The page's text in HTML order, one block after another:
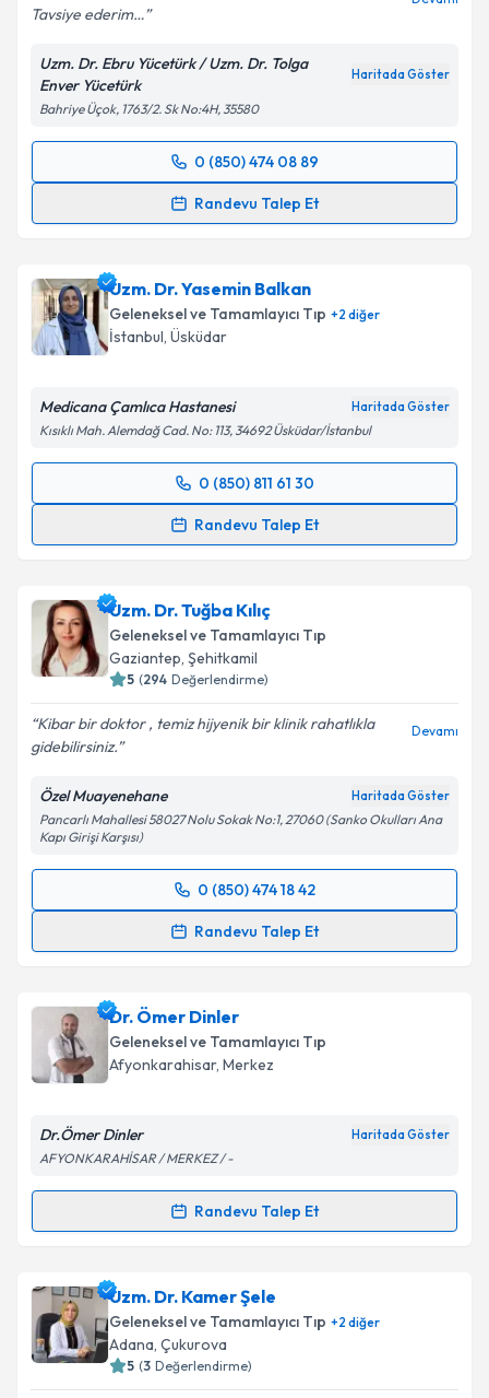
Tavsiye ederim…
Uzm. Dr. Ebru Yücetürk / Uzm. Dr. Tolga
Enver Yücetürk
Haritada Göster
Bahriye Üçok, 1763/2. Sk No:4H, 35580
0 (850) 474 08 89
Randevu Talep Et
Randevu Takvimi Talebi
takvim hazırlandığında e-posta ile bilgilendireceğiz.
E-posta Adresiniz
Kişisel verilerimin işlenmesine ilişkinAydınlatma
Metni'ni okudum ve kişisel verilerimin belirtilen
kapsamda işlenmesini kabul ediyorum.
Takvim Talebini Gönder
Uzm. Dr. Yasemin Balkan
Geleneksel ve Tamamlayıcı Tıp +2 diğer
İstanbul, Üsküdar
Medicana Çamlıca Hastanesi Haritada Göster
Kısıklı Mah. Alemdağ Cad. No: 113, 34692 Üsküdar/İstanbul
0 (850) 811 61 30
Randevu Talep Et
Randevu Takvimi Talebi
takvim hazırlandığında e-posta ile bilgilendireceğiz.
E-posta Adresiniz
kapsamda işlenmesini kabul ediyorum.
Takvim Talebini Gönder
Uzm. Dr. Tuğba Kılıç
Geleneksel ve Tamamlayıcı Tıp
Gaziantep, Şehitkamil
5 (294 Değerlendirme)
Kibar bir doktor , temiz hijyenik bir klinik rahatlıkla
gidebilirsiniz.
Devamı
Özel Muayenehane Haritada Göster
Pancarlı Mahallesi 58027 Nolu Sokak No:1, 27060 (Sanko Okulları Ana
Kapı Girişi Karşısı)
0 (850) 474 18 42
Randevu Talep Et
Randevu Takvimi Talebi
takvim hazırlandığında e-posta ile bilgilendireceğiz.
E-posta Adresiniz
Kişisel verilerimin işlenmesine ilişkin
Metni'ni okudum ve kişisel verilerimin belirtilen
kapsamda işlenmesini kabul ediyorum.
Dr. Ömer Dinler
Geleneksel ve Tamamlayıcı Tıp
Afyonkarahisar, Merkez
Dr.Ömer Dinler Haritada Göster
AFYONKARAHİSAR / MERKEZ / -
Randevu Talep Et
Randevu Takvimi Talebi
Dr. Ömer Dinleriçin randevu takvimi talebi
oluşturun. Size bu uzmandan randevu almanız için bir
takvim hazırlandığında e-posta ile bilgilendireceğiz.
Uzm. Dr. Kamer Şele
Geleneksel ve Tamamlayıcı Tıp +2 diğer
Adana, Çukurova
5 (3 Değerlendirme)